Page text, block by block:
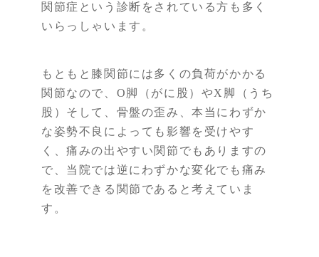
関節症という診断をされている方も多く
いらっしゃいます。
もともと膝関節には多くの負荷がかかる
関節なので、O脚（がに股）やX脚（うち
股）そして、骨盤の歪み、本当にわずか
な姿勢不良によっても影響を受けやす
く、痛みの出やすい関節でもありますの
で、当院では逆にわずかな変化でも痛み
を改善できる関節であると考えていま
す。